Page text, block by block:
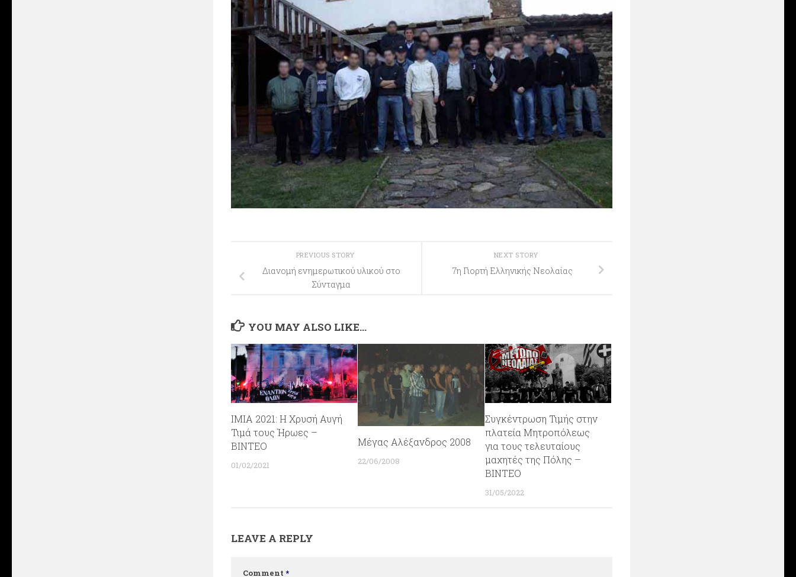
NEXT STORY
7η Γιορτή Ελληνικής Νεολαίας
PREVIOUS STORY
Διανομή ενημερωτικού υλικού στο
Σύνταγμα
YOU MAY ALSO LIKE...
ΙΜΙΑ 2021: Η Χρυσή Αυγή
Τιμά τους Ήρωες –
ΒΙΝΤΕΟ
01/02/2021
Μέγας Αλέξανδρος 2008
22/06/2008
Συγκέντρωση Τιμής στην
πλατεία Μητροπόλεως
για τους τελευταίους
μαχητές της Πόλης –
ΒΙΝΤΕΟ
31/05/2022
LEAVE A REPLY
Comment *